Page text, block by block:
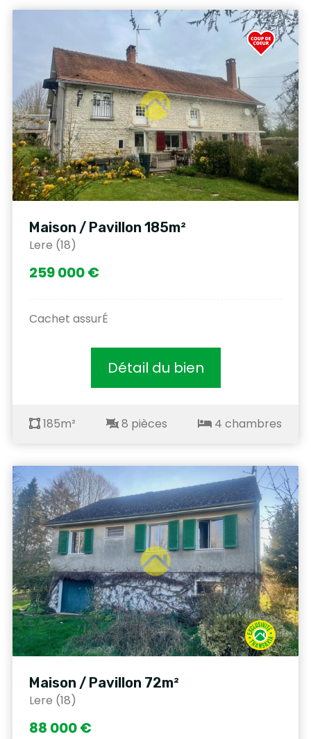
Maison / Pavillon 185m²
Lere (18)
259 000 €
Cachet assurÉ
Détail du bien
185m² 8 pièces 4 chambres
Maison / Pavillon 72m²
Lere (18)
88 000 €